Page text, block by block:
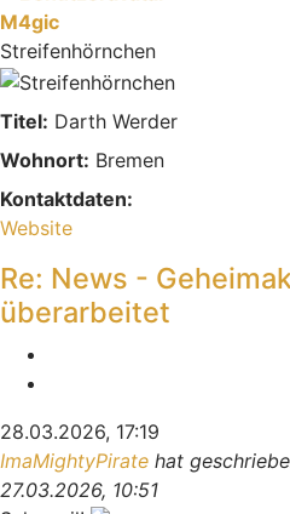
M4gic
Streifenhörnchen
Titel: Darth Werder
Wohnort: Bremen
Kontaktdaten:
Kontaktdaten von M4gic
Website
Re: News -
überarbeitet
28.03.2026, 17:19
ImaMightyPirate hat
27.03.2026, 10:51